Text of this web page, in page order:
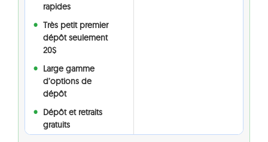
rapides
Très petit premier
dépôt seulement
20$
Large gamme
d’options de
dépôt
Dépôt et retraits
gratuits